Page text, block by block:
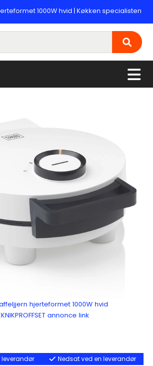
1000W hvid | Køkken specialisten
hjerteformet 1000W hvid
annonce link
leverandør Nedsat ved en leverandør